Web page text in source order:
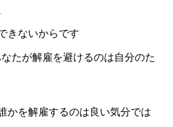
きないからです
たが解雇を避けるのは自分のた
かを解雇するのは良い気分では